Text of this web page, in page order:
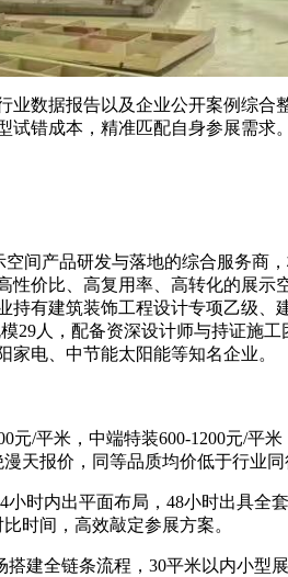
据报告以及企业公开案例综合
错成本，精准匹配自身参展需求。
产品研发与落地的综合服务商
价比、高复用率、高转化的展
有建筑装饰工程设计专项乙级
29人，配备资深设计师与持证施
电、中节能太阳能等知名企业。
/平米，中端特装600-1200元/平
天报价，同等品质均价低于行业同
时内出平面布局，48小时出具
时间，高效敲定参展方案。
建全链条流程，30平米以内小型